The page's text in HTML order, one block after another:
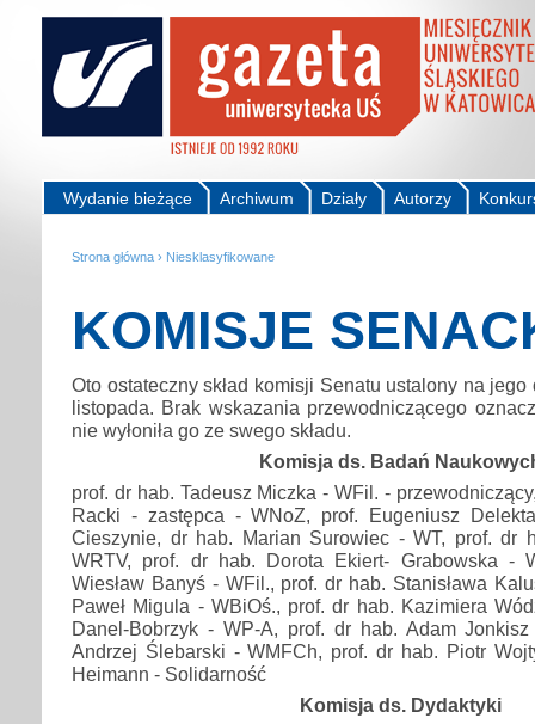
Autorzy
Działy
Archiwum
Wydanie bieżące
Strona główna › Niesklasyfikowane
KOMISJE
Oto ostateczny skład komisji Senatu ustalony na
listopada. Brak wskazania przewodniczącego
nie wyłoniła go ze swego składu.
Komisja ds. Badań
prof. dr hab. Tadeusz Miczka - WFil. -
Racki - zastępca - WNoZ, prof. Eugeniusz
Cieszynie, dr hab. Marian Surowiec - WT, prof. dr
WRTV, prof. dr hab. Dorota Ekiert- Grabowska -
Wiesław Banyś - WFil., prof. dr hab. Stanisława
Paweł Migula - WBiOś., prof. dr hab. Kazimiera
Danel-Bobrzyk - WP-A, prof. dr hab. Adam
Andrzej Ślebarski - WMFCh, prof. dr hab. Piotr
Heimann - Solidarność
Komisja ds. Dydaktyki